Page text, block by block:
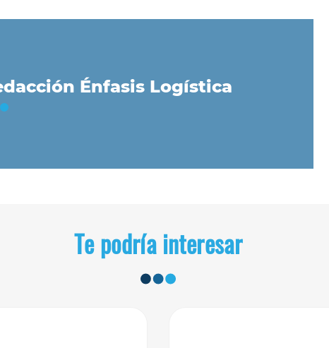
Énfasis Logística
Te podría interesar